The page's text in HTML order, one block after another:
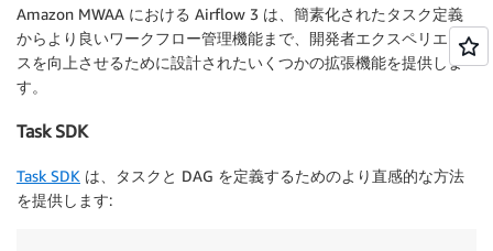
Amazon MWAA における Airflow 3 は、簡素化されたタスク定義
からより良いワークフロー管理機能まで、開発者エクスペリエン
スを向上させるために設計されたいくつかの拡張機能を提供しま
す。
Task SDK
Task SDK は、タスクと DAG を定義するためのより直感的な方法
を提供します: